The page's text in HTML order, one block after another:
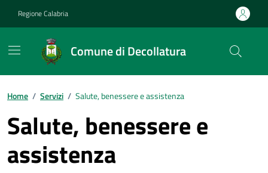
Regione Calabria
Comune di Decollatura
Home / Servizi / Salute, benessere e assistenza
Salute, benessere e
assistenza